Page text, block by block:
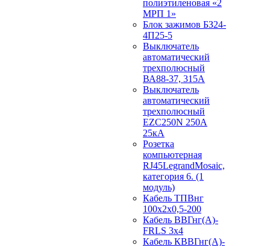
полиэтиленовая «2
МРП 1»
Блок зажимов БЗ24-
4П25-5
Выключатель
автоматический
трехполюсный
ВА88-37, 315А
Выключатель
автоматический
трехполюсный
EZC250N 250А
25кА
Розетка
компьютерная
RJ45LegrandMosaic,
категория 6. (1
модуль)
Кабель ТПВнг
100х2х0,5-200
Кабель ВВГнг(А)-
FRLS 3х4
Кабель КВВГнг(А)-